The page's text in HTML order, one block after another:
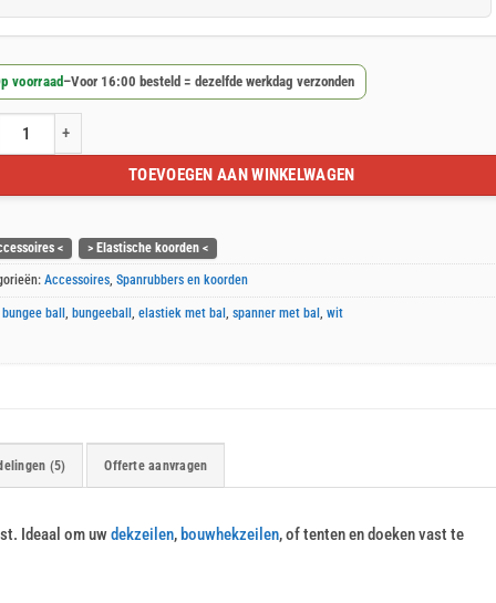
voorraad–Voor 16:00 besteld = dezelfde werkdag verzonden
met balletje bungee ball wit 18cm 10st. aantal
TOEVOEGEN AAN WINKELWAGEN
< > Elastische koorden <
Accessoires,Spanrubbers en koorden
bungee ball, bungeeball,elastiek met bal,spanner met bal,wit
(5) Offerte aanvragen
Ideaal om uwdekzeilen, bouwhekzeilen, of tenten en doeken vast te